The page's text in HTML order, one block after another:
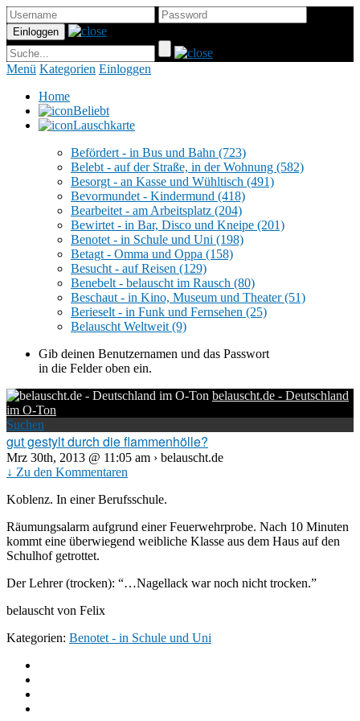
Menü Kategorien Einloggen
Home
Beliebt
Lauschkarte
Befördert - in Bus und Bahn (723)
Belebt - auf der Straße, in der Wohnung (582)
Besorgt - an Kasse und Wühltisch (491)
Bevormundet - Kindermund (418)
Bearbeitet - am Arbeitsplatz (204)
Bewirtet - in Bar, Disco und Kneipe (201)
Benotet - in Schule und Uni (198)
Betagt - Omma und Oppa (158)
Besucht - auf Reisen (129)
Benebelt - belauscht im Rausch (80)
Beschaut - in Kino, Museum und Theater(51)
Berieselt - in Funk und Fernsehen (25)
Belauscht Weltweit (9)
Gib deinen Benutzernamen und das Passwort
in die Felder oben ein.
belauscht.de - Deutschland
im O-Ton
Suchen
gut gestylt durch die flammenhölle?
Mrz 30th, 2013 @ 11:05 am › belauscht.de
↓ Zu den Kommentaren
Koblenz. In einer Berufsschule.
Räumungsalarm aufgrund einer Feuerwehrprobe. Nach 10 Minuten
kommt eine überwiegend weibliche Klasse aus dem Haus auf den
Schulhof getrottet.
Der Lehrer (trocken): “…Nagellack war noch nicht trocken.”
belauscht von Felix
Kategorien: Benotet - in Schule und Uni